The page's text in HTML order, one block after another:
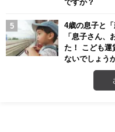
ですか？
4歳の息子と
「息子さん、
た！ こども運
ないでしょう